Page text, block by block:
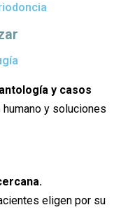
y casos
y soluciones
eligen por su